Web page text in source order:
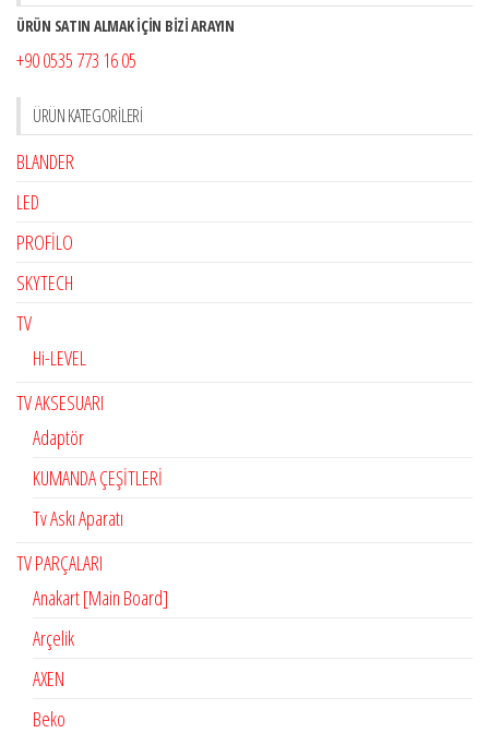
ÜRÜN SATIN ALMAK İÇİN BİZİ ARAYIN
+90 0535 773 16 05
ÜRÜN KATEGORILERI
BLANDER
LED
PROFİLO
SKYTECH
TV
Hi-LEVEL
TV AKSESUARI
Adaptör
KUMANDA ÇEŞİTLERİ
Tv Askı Aparatı
TV PARÇALARI
Anakart [Main Board]
Arçelik
AXEN
Beko